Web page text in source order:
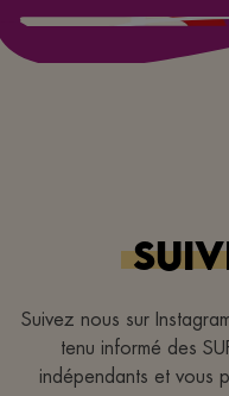
Suivez nous sur
tenu informé des
indépendants et vous